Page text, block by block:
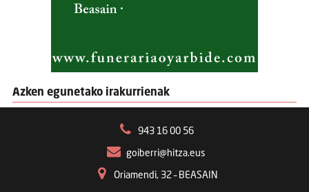
Azken egunetako irakurrienak
943 16 00 56
goiberri@hitza.eus
Oriamendi, 32 – BEASAIN